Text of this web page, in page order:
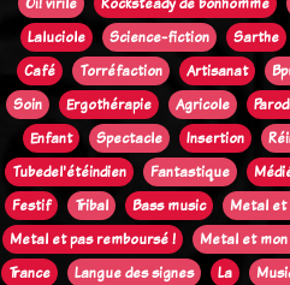
Laluciole
Science-fiction Sarthe
Café
Torréfaction Artisanat
Soin
Ergothérapie Agricole
Enfant
Spectacle Insertion
Tubedel'étéindien
Fantastique
Festif
Tribal Bass music
Metal
Metal et pas remboursé !
Metal et
Trance
Langue des signes La